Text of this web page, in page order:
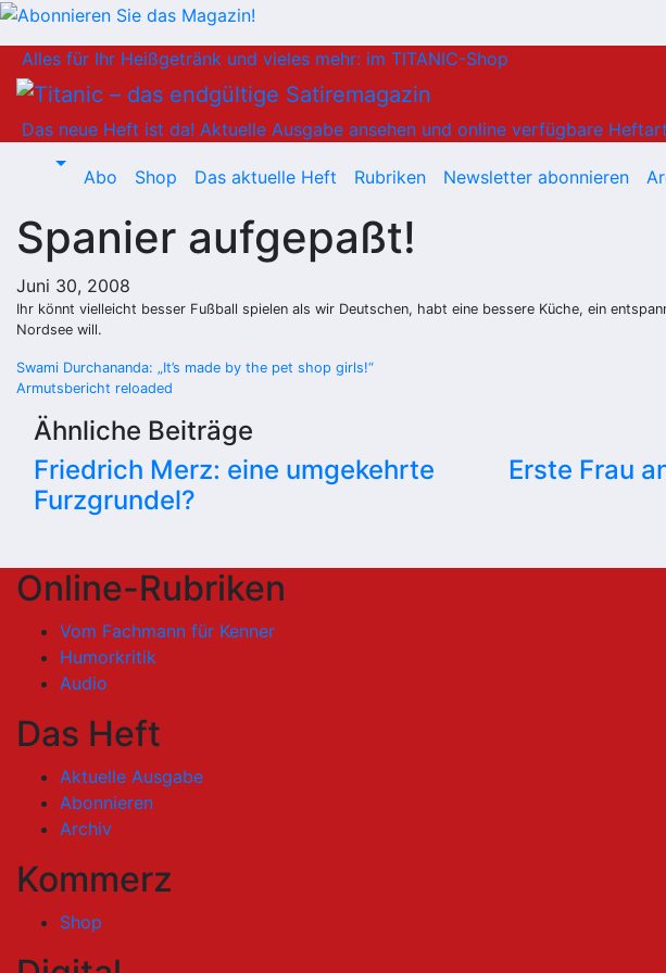
Inhalt
springen
Alles für Ihr Heißgetränk und vieles mehr: im TITANIC-Shop
Das neue Heft ist da! Aktuelle Ausgabe ansehen und online verfügbare
Abo Shop Das aktuelle Heft Rubriken Newsletter abonnieren
Spanier aufgepaßt!
Juni 30, 2008
Ihr könnt vielleicht besser Fußball spielen als wir Deutschen, habt eine bessere Küche, ein
Nordsee will.
Beitragsnavigation
Swami Durchananda: „It’s made by the pet shop girls!“
Armutsbericht reloaded
Ähnliche Beiträge
Friedrich Merz: eine umgekehrte
Furzgrundel?
Erste Frau
Online-Rubriken
Vom Fachmann für Kenner
Humorkritik
Audio
Das Heft
Aktuelle Ausgabe
Abonnieren
Archiv
Kommerz
Shop